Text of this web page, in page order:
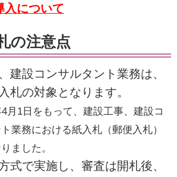
入について
の注意点
建設コンサルタント業務は、
札の対象となります。
月1日をもって、建設工事、建設コ
業務における紙入札（郵便入札）
ました。
式で実施し、審査は開札後、